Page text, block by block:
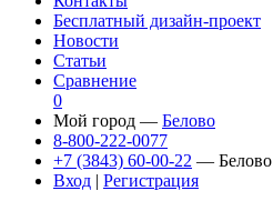
Бесплатный дизайн-проект
Новости
Статьи
Сравнение
0
Мой город — Белово
8-800-222-0077
+7 (3843) 60-00-22 — Белово
Вход | Регистрация